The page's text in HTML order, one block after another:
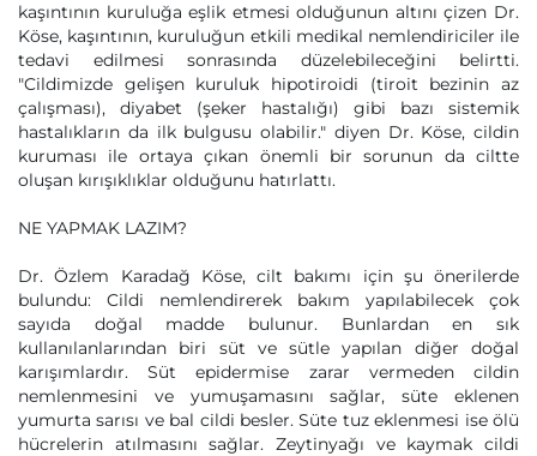
kaşıntının kuruluğa eşlik etmesi olduğunun altını çizen Dr.
Köse, kaşıntının, kuruluğun etkili medikal nemlendiriciler ile
tedavi edilmesi sonrasında düzelebileceğini belirtti.
"Cildimizde gelişen kuruluk hipotiroidi (tiroit bezinin az
çalışması), diyabet (şeker hastalığı) gibi bazı sistemik
hastalıkların da ilk bulgusu olabilir." diyen Dr. Köse, cildin
kuruması ile ortaya çıkan önemli bir sorunun da ciltte
oluşan kırışıklıklar olduğunu hatırlattı.
NE YAPMAK LAZIM?
Dr. Özlem Karadağ Köse, cilt bakımı için şu önerilerde
bulundu: Cildi nemlendirerek bakım yapılabilecek çok
sayıda doğal madde bulunur. Bunlardan en sık
kullanılanlarından biri süt ve sütle yapılan diğer doğal
karışımlardır. Süt epidermise zarar vermeden cildin
nemlenmesini ve yumuşamasını sağlar, süte eklenen
yumurta sarısı ve bal cildi besler. Süte tuz eklenmesi ise ölü
hücrelerin atılmasını sağlar. Zeytinyağı ve kaymak cildi